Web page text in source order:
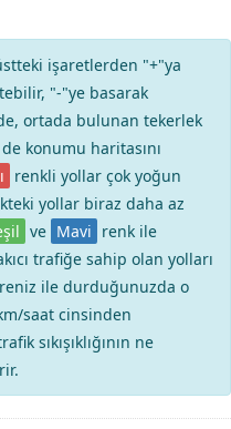
işaretlerden "+"ya
"-"ye basarak
ortada bulunan tekerlek
konumu haritasını
renkli yollar çok yoğun
yollar biraz daha az
ve Mavi renk ile
trafiğe sahip olan yolları
ile durduğunuzda o
saat cinsinden
sıkışıklığının ne